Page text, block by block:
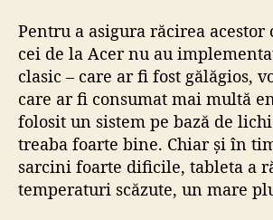
Pentru a asigura răcirea acestor
cei de la Acer nu au
clasic – care ar fi fost gălăgios,
care ar fi consumat mai multă
folosit un sistem pe bază de
treaba foarte bine. Chiar și în
sarcini foarte dificile, tableta a
temperaturi scăzute, un mare